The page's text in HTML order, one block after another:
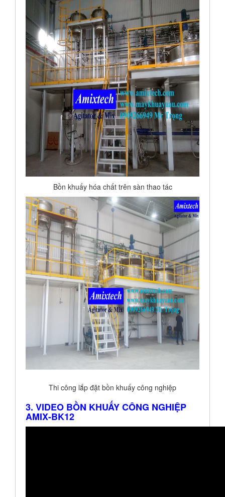
Bồn khuấy hóa chất trên sàn thao tác
Thi công lắp đặt bồn khuấy công nghiệp
3. VIDEO BỒN KHUẤY CÔNG NGHIỆP
AMIX-BK12